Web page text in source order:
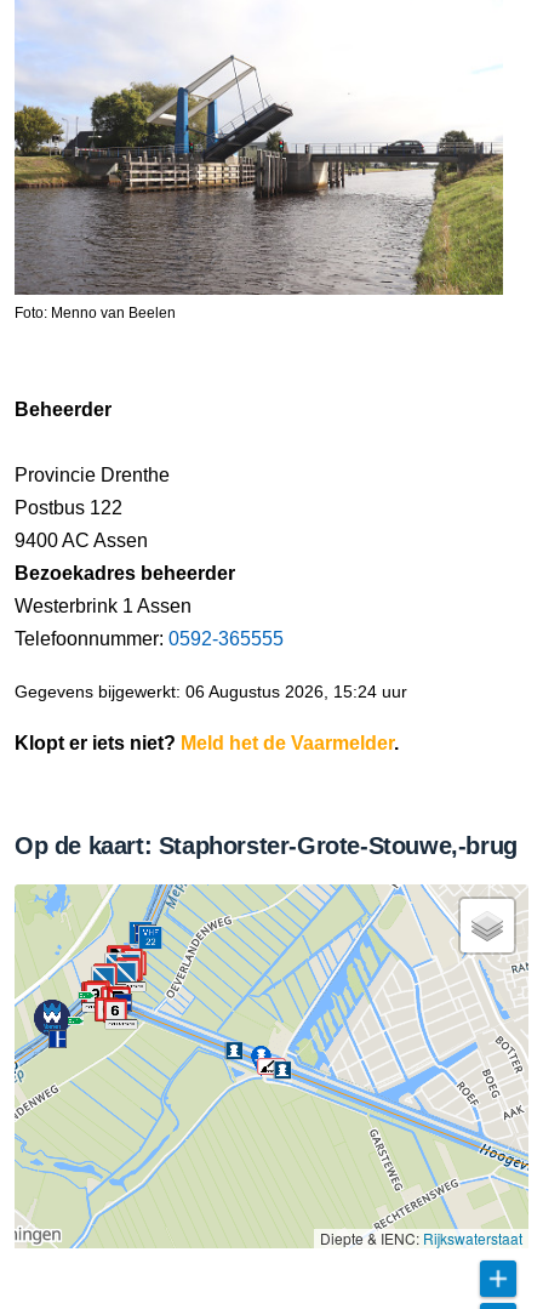
Foto: Menno van Beelen
Beheerder
Provincie Drenthe
Postbus 122
9400 AC Assen
Bezoekadres beheerder
Westerbrink 1 Assen
Telefoonnummer: 0592-365555
Gegevens bijgewerkt: 06 Augustus 2026, 15:24 uur
Klopt er iets niet? Meld het de Vaarmelder.
Op de kaart: Staphorster-Grote-Stouwe,-brug
8
Diepte & IENC: Rijkswaterstaat